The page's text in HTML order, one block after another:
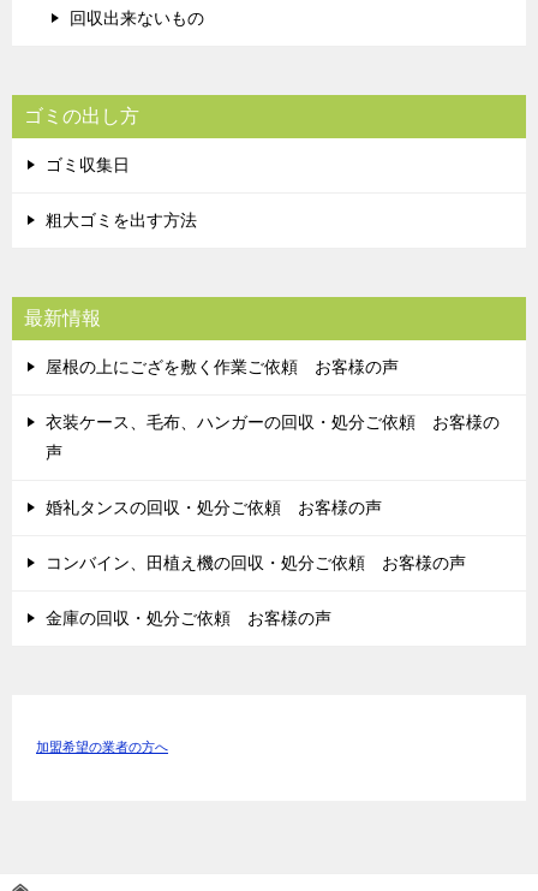
回収出来ないもの
ゴミの出し方
ゴミ収集日
粗大ゴミを出す方法
最新情報
屋根の上にござを敷く作業ご依頼 お客様の声
衣装ケース、毛布、ハンガーの回収・処分ご依頼 お客様の
声
婚礼タンスの回収・処分ご依頼 お客様の声
コンバイン、田植え機の回収・処分ご依頼 お客様の声
金庫の回収・処分ご依頼 お客様の声
加盟希望の業者の方へ